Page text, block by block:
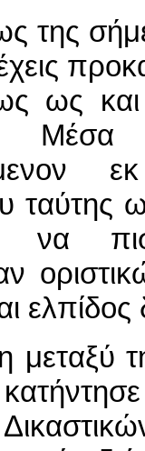
της
ως
ταύτης
να
μεταξύ